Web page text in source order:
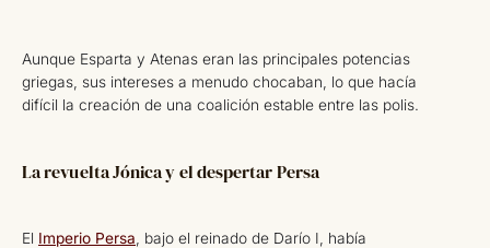
Aunque Esparta y Atenas eran las principales potencias
griegas, sus intereses a menudo chocaban, lo que hacía
difícil la creación de una coalición estable entre las polis.
La revuelta Jónica y el despertar Persa
El Imperio Persa , bajo el reinado de Darío I, había